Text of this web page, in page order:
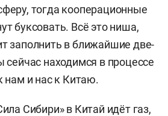
тогда кооперационные
буксовать. Всё это ниша,
заполнить в ближайшие две-
находимся в процессе
нам и нас к Китаю.
Сибири» в Китай идёт газ,